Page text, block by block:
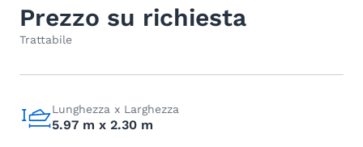
Prezzo su richiesta
Trattabile
Lunghezza x Larghezza
5.97 m x 2.30 m